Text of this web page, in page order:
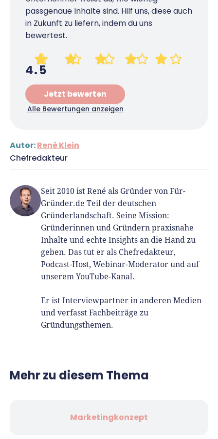
passgenaue Inhalte sind. Hilf uns, diese auch
in Zukunft zu liefern, indem du uns
bewertest.
4.5
Jetzt bewerten
Alle Bewertungen anzeigen
Autor:René Klein
Chefredakteur
Seit 2010 ist René als Gründer von Für-
Gründer.de Teil der deutschen
Gründerlandschaft. Seine Mission:
Gründerinnen und Gründern praxisnahe
Inhalte und echte Insights an die Hand zu
geben. Das tut er als Chefredakteur,
Podcast-Host, Webinar-Moderator und auf
unserem YouTube-Kanal.
Er ist Interviewpartner in anderen Medien
und verfasst Fachbeiträge zu
Gründungsthemen.
Mehr zu diesem Thema
Marketingkonzept